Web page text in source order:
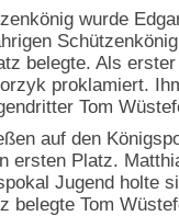
wurde
belegte. Als
proklamiert.
Tom
auf den
ersten Platz.
Jugend holte
belegte Tom